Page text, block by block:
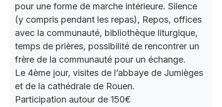
pour une forme de marche intérieure. Silence
(y compris pendant les repas), Repos, offices
avec la communauté, bibliothèque liturgique,
temps de prières, possibilité de rencontrer un
frère de la communauté pour un échange.
Le 4ème jour, visites de l’abbaye de Jumièges
et de la cathédrale de Rouen.
Participation autour de 150€